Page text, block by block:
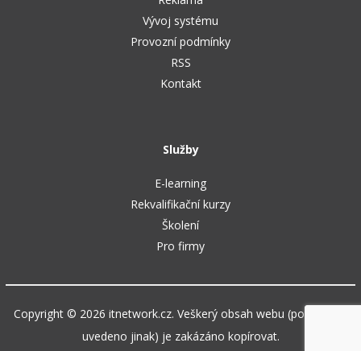
Vývoj systému
Provozní podmínky
RSS
Kontakt
Služby
E-learning
Rekvalifikační kurzy
Školení
Pro firmy
Copyright © 2026 itnetwork.cz. Veškerý obsah webu (pokud není
uvedeno jinak) je zakázáno kopírovat.